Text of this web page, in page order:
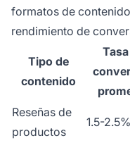
formatos de
rendimiento de
Tipo de
contenido
Reseñas de
productos
1.5-2.5%